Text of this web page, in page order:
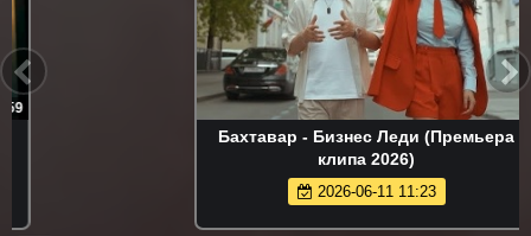
2:28
Бахтавар - Бизнес Леди (Премьера
2026-06-11 11:23